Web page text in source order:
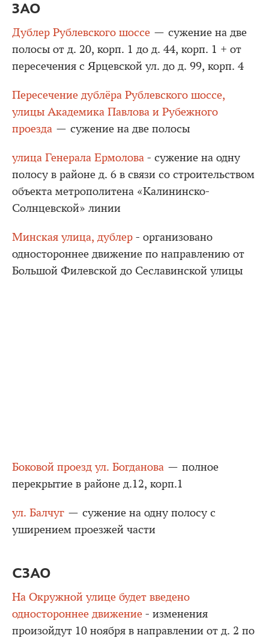
ЗАО
Дублер Рублевского шоссе — сужение на две
полосы от д. 20, корп. 1 до д. 44, корп. 1 + от
пересечения с Ярцевской ул. до д. 99, корп. 4
Пересечение дублёра Рублевского шоссе,
улицы Академика Павлова и Рубежного
проезда — сужение на две полосы
улица Генерала Ермолова - сужение на одну
полосу в районе д. 6 в связи со строительством
объекта метрополитена «Калининско-
Солнцевской» линии
Минская улица, дублер - организовано
одностороннее движение по направлению от
Большой Филевской до Сеславинской улицы
Боковой проезд ул. Богданова — полное
перекрытие в районе д.12, корп.1
ул. Балчуг — сужение на одну полосу с
уширением проезжей части
СЗАО
На Окружной улице будет введено
одностороннее движение - изменения
произойдут 10 ноября в направлении от д. 2 по